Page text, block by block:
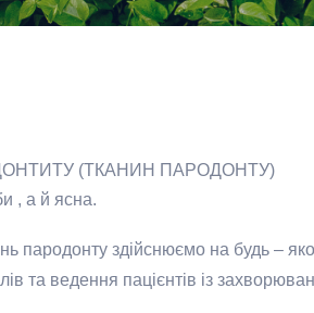
(ТКАНИН ПАРОДОНТУ)
, а й ясна.
пародонту здійснюємо на будь –
та ведення пацієнтів із